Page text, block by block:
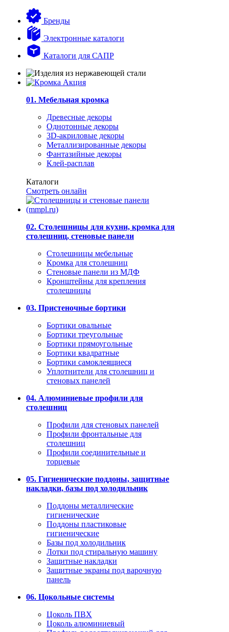
Бренды
Электронные каталоги
Каталоги для САПР
01. Мебельная кромка
Древесные декоры
Однотонные декоры
3D-акриловые декоры
Металлизированные декоры
Фантазийные декоры
Клей-расплав
Каталоги
Смотреть онлайн
02. Столешницы для кухни, кромка для
столешниц, стеновые панели
Столешницы мебельные
Кромка для столешниц
Стеновые панели из МДФ
Кронштейны для крепления
столешницы
03. Пристеночные бортики
Бортики овальные
Бортики треугольные
Бортики прямоугольные
Бортики квадратные
Бортики самоклеящиеся
Уплотнители для столешниц и
стеновых панелей
04. Алюминиевые профили для
столешниц
Профили для стеновых панелей
Профили фронтальные для
столешниц
Профили соединительные и
торцевые
05. Гигиенические поддоны, защитные
накладки, базы под холодильник
Поддоны металлические
гигиенические
Поддоны пластиковые
гигиенические
Базы под холодильник
Лотки под стиральную машину
Защитные накладки
Защитные экраны под варочную
панель
06. Цокольные системы
Цоколь ПВХ
Цоколь алюминиевый